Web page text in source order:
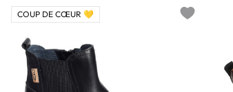
COUP DE CŒUR 💛